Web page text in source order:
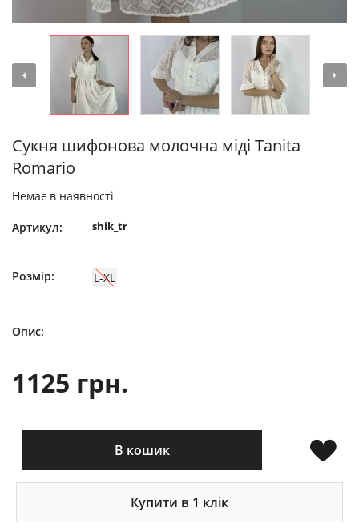
Сукня шифонова молочна міді Tanita
Romario
Немає в наявності
Артикул: shik_tr
Розмір: L-XL
Опис:
1125 грн.
В кошик
Купити в 1 клік